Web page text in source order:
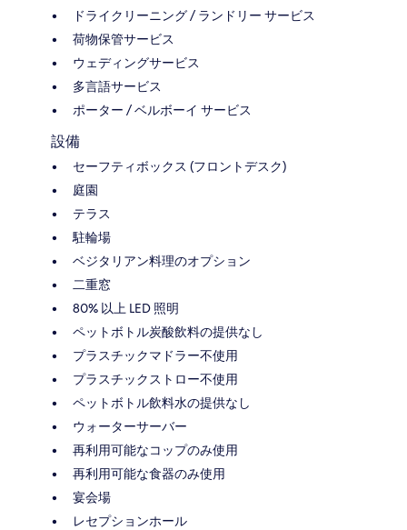
ドライクリーニング / ランドリー サービス
荷物保管サービス
ウェディングサービス
多言語サービス
ポーター / ベルボーイ サービス
設備
セーフティボックス (フロントデスク)
庭園
テラス
駐輪場
ベジタリアン料理のオプション
二重窓
80% 以上 LED 照明
ペットボトル炭酸飲料の提供なし
プラスチックマドラー不使用
プラスチックストロー不使用
ペットボトル飲料水の提供なし
ウォーターサーバー
再利用可能なコップのみ使用
再利用可能な食器のみ使用
宴会場
レセプションホール